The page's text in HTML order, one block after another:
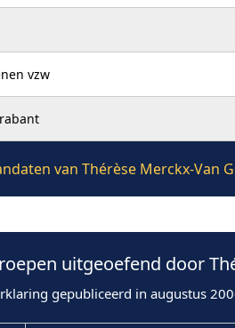
vzw
van Thérèse Merckx-Van
uitgeoefend door
gepubliceerd in augustus